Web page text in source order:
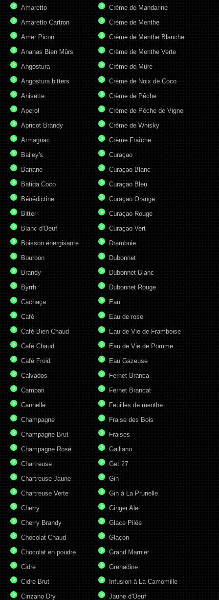
Amaretto
Amaretto Cartron
Amer Picon
Ananas Bien Mûrs
Angostura
Angostura bitters
Anisette
Aperol
Apricot Brandy
Armagnac
Bailey's
Banane
Batida Coco
Bénédictine
Bitter
Blanc d'Oeuf
Boisson énergisante
Bourbon
Brandy
Byrrh
Cachaça
Café
Café Bien Chaud
Café Chaud
Café Froid
Calvados
Campari
Cannelle
Champagne
Champagne Brut
Champagne Rosé
Chartreuse
Chartreuse Jaune
Chartreuse Verte
Cherry
Cherry Brandy
Chocolat Chaud
Chocolat en poudre
Cidre
Cidre Brut
Cinzano Dry
Crème de Mandarine
Crème de Menthe
Crème de Menthe Blanche
Crème de Menthe Verte
Crème de Mûre
Crème de Noix de Coco
Crème de Pêche
Crème de Pêche de Vigne
Crème de Whisky
Crème Fraîche
Curaçao
Curaçao Blanc
Curaçao Bleu
Curaçao Orange
Curaçao Rouge
Curaçao Vert
Drambuie
Dubonnet
Dubonnet Blanc
Dubonnet Rouge
Eau
Eau de rose
Eau de Vie de Framboise
Eau de Vie de Pomme
Eau Gazeuse
Fernet Branca
Fernet Brancat
Feuilles de menthe
Fraise des Bois
Fraises
Galliano
Get 27
Gin
Gin à La Prunelle
Ginger Ale
Glace Pilée
Glaçon
Grand Marnier
Grenadine
Infusion à La Camomille
Jaune d'Oeuf